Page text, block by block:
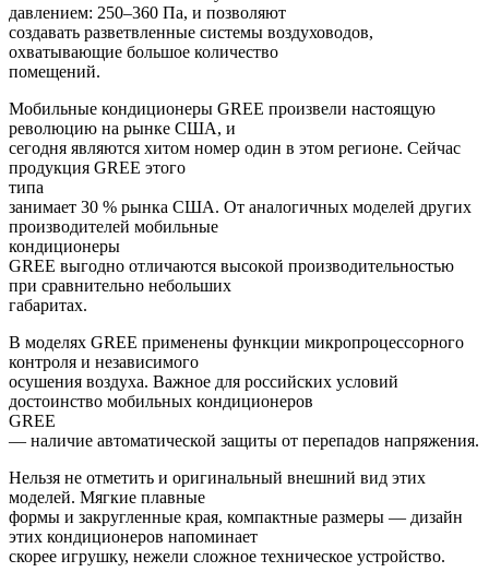
давлением: 250–360 Па, и позволяют
создавать разветвленные системы воздуховодов,
охватывающие большое количество
помещений.
Мобильные кондиционеры GREE произвели настоящую
революцию на рынке США, и
сегодня являются хитом номер один в этом регионе. Сейчас
продукция GREE этого
типа
занимает 30 % рынка США. От аналогичных моделей других
производителей мобильные
кондиционеры
GREE выгодно отличаются высокой производительностью
при сравнительно небольших
габаритах.
В моделях GREE применены функции микропроцессорного
контроля и независимого
осушения воздуха. Важное для российских условий
достоинство мобильных кондиционеров
GREE
— наличие автоматической защиты от перепадов напряжения.
Нельзя не отметить и оригинальный внешний вид этих
моделей. Мягкие плавные
формы и закругленные края, компактные размеры — дизайн
этих кондиционеров напоминает
скорее игрушку, нежели сложное техническое устройство.